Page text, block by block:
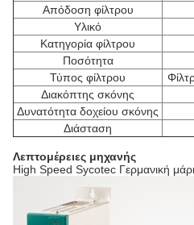
Απόδοση φίλτρου
Υλικό
Κατηγορία φίλτρου
Ποσότητα
Τύπος φίλτρου
Διακόπτης σκόνης
Δυνατότητα δοχείου σκόνης
Διάσταση
Λεπτομέρειες μηχανής
High Speed Sycotec Γερμανική